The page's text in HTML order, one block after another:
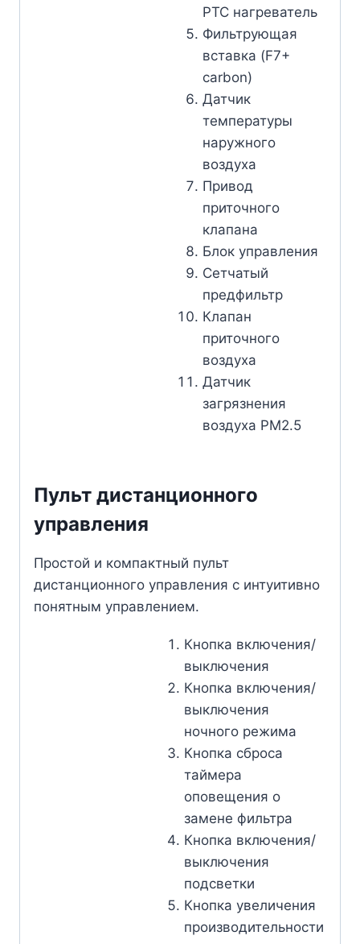
РТС нагреватель
Фильтрующая
вставка (F7+
carbon)
Датчик
температуры
наружного
воздуха
Привод
приточного
клапана
Блок управления
Сетчатый
предфильтр
Клапан
приточного
воздуха
Датчик
загрязнения
воздуха PM2.5
Пульт дистанционного
управления
Простой и компактный пульт
дистанционного управления с интуитивно
понятным управлением.
Кнопка включения/
выключения
Кнопка включения/
выключения
ночного режима
Кнопка сброса
таймера
оповещения о
замене фильтра
Кнопка включения/
выключения
подсветки
Кнопка увеличения
производительности